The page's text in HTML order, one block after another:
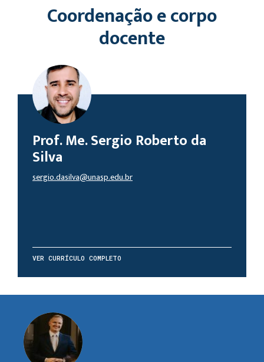
Coordenação e corpo
docente
Prof. Me. Sergio Roberto da
Silva
sergio.dasilva@unasp.edu.br
VER CURRÍCULO COMPLETO